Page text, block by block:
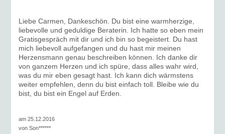
Liebe Carmen, Dankeschön. Du bist eine warmherzige,
liebevolle und geduldige Beraterin. Ich hatte so eben mein
Gratisgespräch mit dir und ich bin so begeistert. Du hast
mich liebevoll aufgefangen und du hast mir meinen
Herzensmann genau beschreiben können. Ich danke dir
von ganzem Herzen und ich spüre, dass alles wahr wird,
was du mir eben gesagt hast. Ich kann dich wärmstens
weiter empfehlen, denn du bist einfach toll. Bleibe wie du
bist, du bist ein Engel auf Erden.
am 25.12.2016
vonSon******